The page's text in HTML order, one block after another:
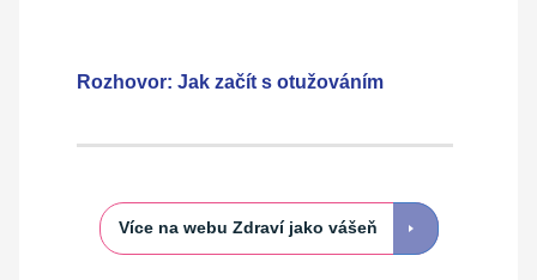
Rozhovor: Jak začít s otužováním
Více na webu Zdraví jako vášeň